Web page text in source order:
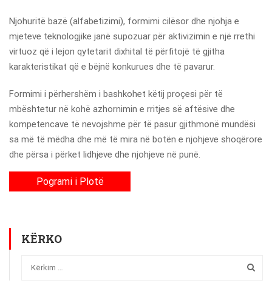
Njohuritë bazë (alfabetizimi), formimi cilësor dhe njohja e
mjeteve teknologjike janë supozuar për aktivizimin e një rrethi
virtuoz që i lejon qytetarit dixhital të përfitojë të gjitha
karakteristikat që e bëjnë konkurues dhe të pavarur.
Formimi i përhershëm i bashkohet këtij proçesi për të
mbështetur në kohë azhornimin e rritjes së aftësive dhe
kompetencave të nevojshme për të pasur gjithmonë mundësi
sa më të mëdha dhe më të mira në botën e njohjeve shoqërore
dhe përsa i përket lidhjeve dhe njohjeve në punë.
Pogrami i Plotë
KËRKO